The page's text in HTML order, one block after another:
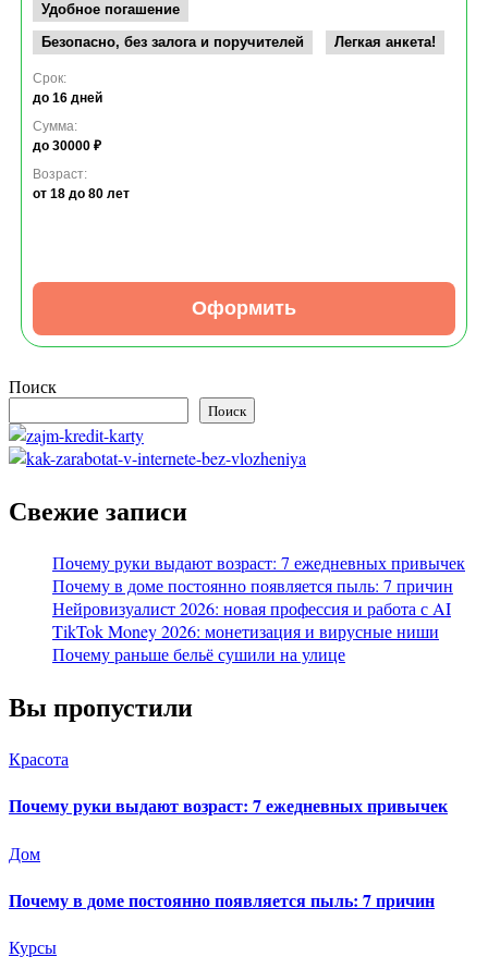
Удобное погашение
Безопасно, без залога и поручителей
Легкая анкета!
Срок:
до 16 дней
Сумма:
до 30000 ₽
Возраст:
от 18 до 80 лет
Оформить
Поиск
Поиск
Свежие записи
Почему руки выдают возраст: 7 ежедневных привычек
Почему в доме постоянно появляется пыль: 7 причин
Нейровизуалист 2026: новая профессия и работа с AI
TikTok Money 2026: монетизация и вирусные ниши
Почему раньше бельё сушили на улице
Вы пропустили
Красота
Почему руки выдают возраст: 7 ежедневных привычек
Дом
Почему в доме постоянно появляется пыль: 7 причин
Курсы